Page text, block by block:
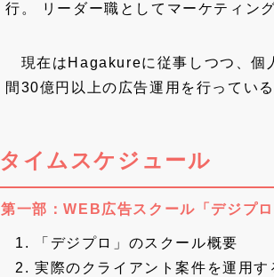
行。 リーダー職としてマーケティン
現在はHagakureに従事しつつ、個
間30億円以上の広告運用を行っている
タイムスケジュール
第一部：WEB広告スクール「デジプ
「デジプロ」のスクール概要
実際のクライアント案件を運用